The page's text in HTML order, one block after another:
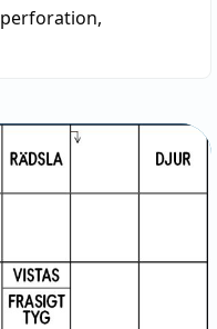
perforation,